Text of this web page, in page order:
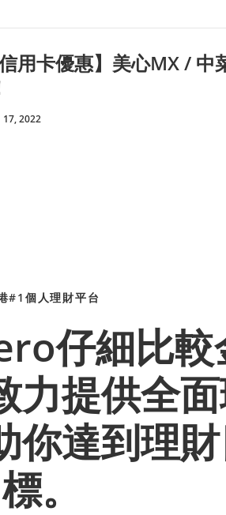
信用卡優惠】美心MX /
17, 2022
#1個人理財平台
仔細比較
力提供全
你達到理財
標。